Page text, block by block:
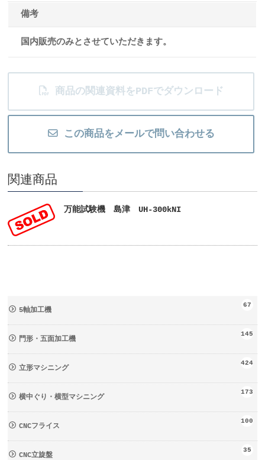
備考
国内販売のみとさせていただきます。
商品の関連資料をPDFでダウンロード
この商品をメールで問い合わせる
関連商品
万能試験機 島津 UH-300kNI
5軸加工機
67
門形・五面加工機
145
立形マシニング
424
横中ぐり・横型マシニング
173
CNCフライス
100
CNC立旋盤
35